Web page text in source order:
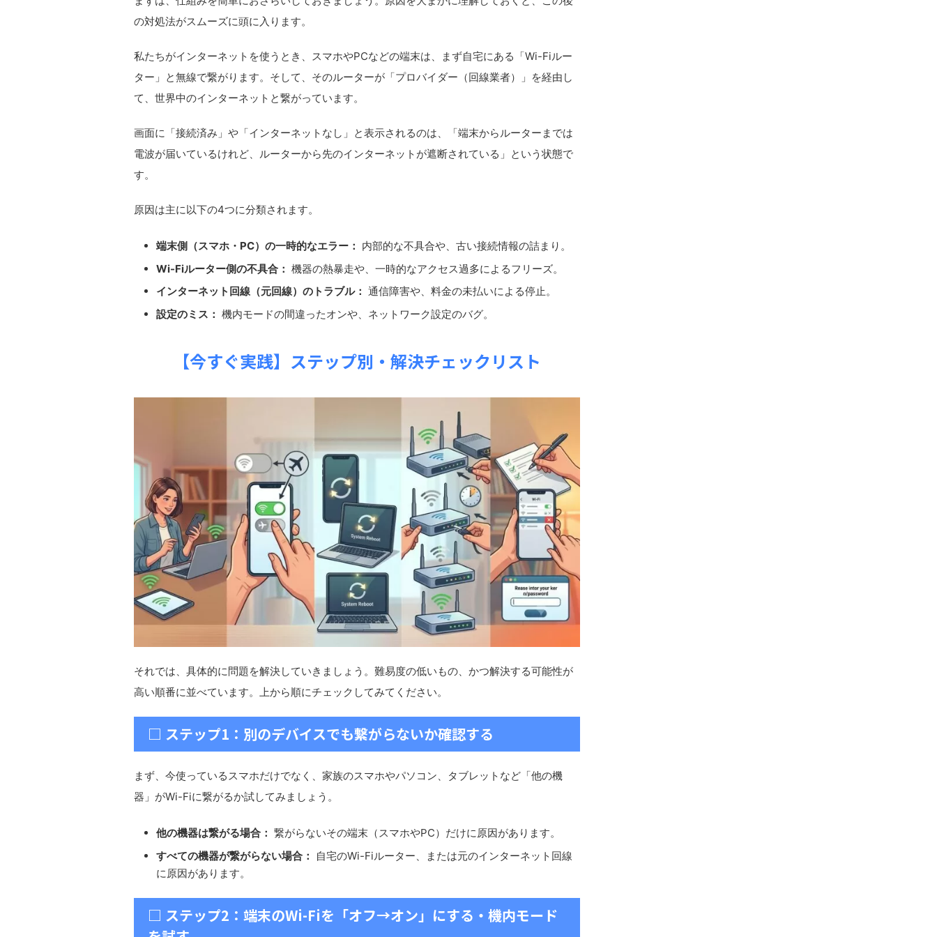
の対処法がスムーズに頭に入ります。
私たちがインターネットを使うとき、スマホやPCなどの端末は、まず自宅にある「Wi-Fiルー
ター」と無線で繋がります。そして、そのルーターが「プロバイダー（回線業者）」を経由し
て、世界中のインターネットと繋がっています。
画面に「接続済み」や「インターネットなし」と表示されるのは、「端末からルーターまでは
電波が届いているけれど、ルーターから先のインターネットが遮断されている」という状態で
す。
原因は主に以下の4つに分類されます。
端末側（スマホ・PC）の一時的なエラー： 内部的な不具合や、古い接続情報の詰まり。
Wi-Fiルーター側の不具合： 機器の熱暴走や、一時的なアクセス過多によるフリーズ。
インターネット回線（元回線）のトラブル： 通信障害や、料金の未払いによる停止。
設定のミス： 機内モードの間違ったオンや、ネットワーク設定のバグ。
【今すぐ実践】ステップ別・解決チェックリスト
それでは、具体的に問題を解決していきましょう。難易度の低いもの、かつ解決する可能性が
高い順番に並べています。上から順にチェックしてみてください。
□ ステップ1：別のデバイスでも繋がらないか確認する
まず、今使っているスマホだけでなく、家族のスマホやパソコン、タブレットなど「他の機
器」がWi-Fiに繋がるか試してみましょう。
他の機器は繋がる場合： 繋がらないその端末（スマホやPC）だけに原因があります。
すべての機器が繋がらない場合：
自宅のWi-Fiルーター、または元のインターネット回線
に原因があります。
□ ステップ2：端末のWi-Fiを「オフ→オン」にする・機内モード